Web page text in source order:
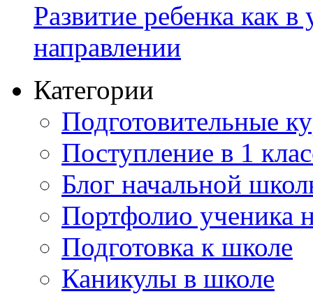
Развитие ребенка как
направлении
Категории
Подготовительные
Поступление в 1
Блог начальной
Портфолио ученика
Подготовка к школе
Каникулы в школе